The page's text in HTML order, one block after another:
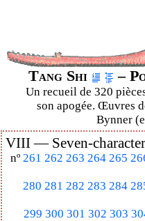
Tang Shi –
Un recueil de 320
son apogée. Œuvres
Bynner
VIII — Seven-
nº 261 262 263 264 265
280 281 282 283 284
299 300 301 302 303